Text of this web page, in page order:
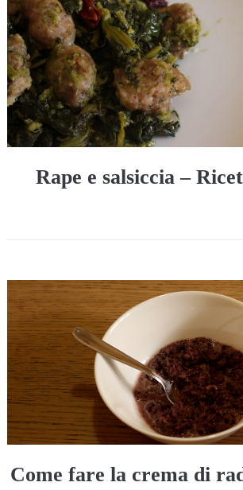
Rape e salsiccia –
Come fare la crema di